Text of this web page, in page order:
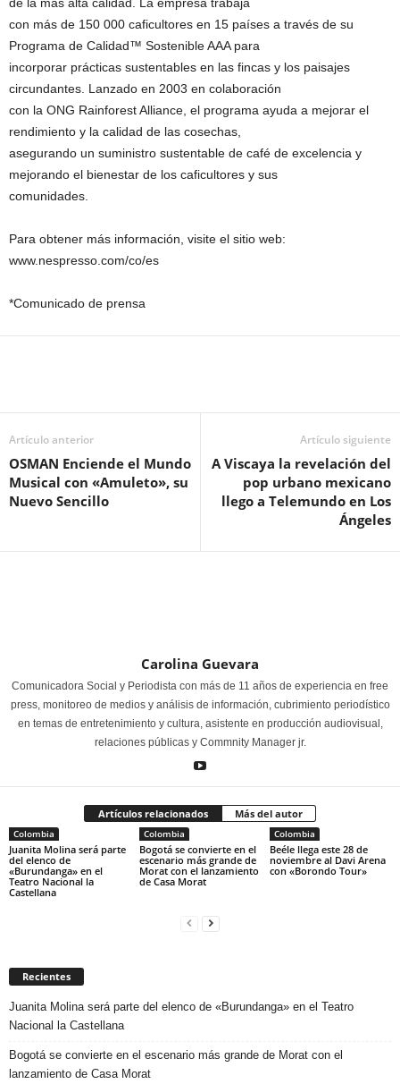
con más de 150 000 caficultores en 15 países a través de su
Programa de Calidad™ Sostenible AAA para
incorporar prácticas sustentables en las fincas y los paisajes
circundantes. Lanzado en 2003 en colaboración
con la ONG Rainforest Alliance, el programa ayuda a mejorar el
rendimiento y la calidad de las cosechas,
asegurando un suministro sustentable de café de excelencia y
mejorando el bienestar de los caficultores y sus
comunidades.
Para obtener más información, visite el sitio web:
www.nespresso.com/co/es
*Comunicado de prensa
Artículo anterior
OSMAN Enciende el Mundo
Musical con «Amuleto», su
Nuevo Sencillo
Artículo siguiente
A Viscaya la revelación del
pop urbano mexicano
llego a Telemundo en Los
Ángeles
Carolina Guevara
Comunicadora Social y Periodista con más de 11 años de experiencia en free
press, monitoreo de medios y análisis de información, cubrimiento periodístico
en temas de entretenimiento y cultura, asistente en producción audiovisual,
relaciones públicas y Commnity Manager jr.
Artículos relacionados Más del autor
Colombia
Juanita Molina será parte
del elenco de
«Burundanga» en el
Teatro Nacional la
Castellana
Colombia
Bogotá se convierte en el
escenario más grande de
Morat con el lanzamiento
de Casa Morat
Colombia
Beéle llega este 28 de
noviembre al Davi Arena
con «Borondo Tour»
Recientes
Juanita Molina será parte del elenco de «Burundanga» en el Teatro
Nacional la Castellana
Bogotá se convierte en el escenario más grande de Morat con el
lanzamiento de Casa Morat